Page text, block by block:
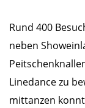
Rund 400
neben
Linedance zu
mittanzen